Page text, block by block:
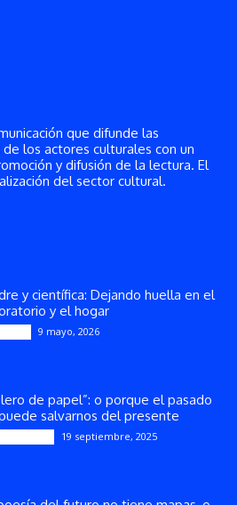
que difunde las
los actores culturales con un
y difusión de la lectura. El
del sector cultural.
y científica: Dejando huella en el
y el hogar
9 mayo, 2026
de papel”: o porque el pasado
salvarnos del presente
19 septiembre, 2025